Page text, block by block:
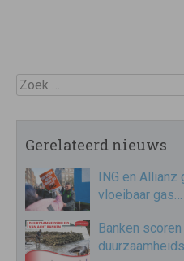
Zoek
Gerelateerd nieuws
ING en
vloeibaar gas…
Banken